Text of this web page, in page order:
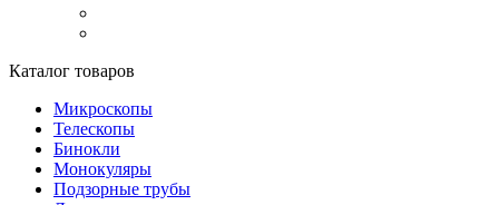
Каталог товаров
Микроскопы
Телескопы
Бинокли
Монокуляры
Подзорные трубы